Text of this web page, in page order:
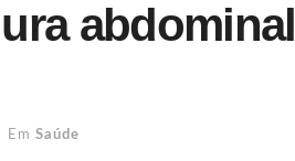
abdominal
Em Saúde